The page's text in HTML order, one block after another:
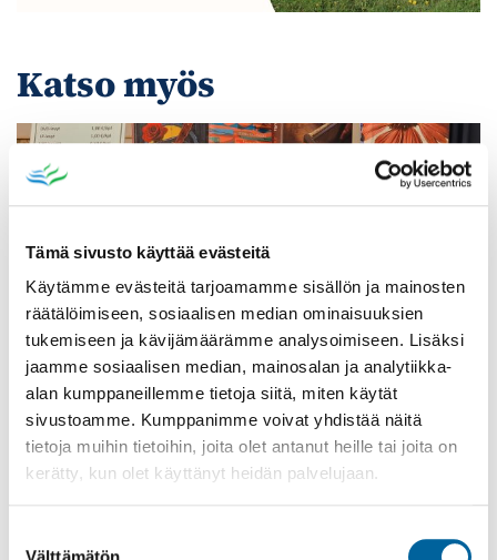
Tämä sivusto käyttää evästeitä
Käytämme evästeitä tarjoamamme sisällön ja mainosten
räätälöimiseen, sosiaalisen median ominaisuuksien
tukemiseen ja kävijämäärämme analysoimiseen. Lisäksi
jaamme sosiaalisen median, mainosalan ja analytiikka-
alan kumppaneillemme tietoja siitä, miten käytät
sivustoamme. Kumppanimme voivat yhdistää näitä
tietoja muihin tietoihin, joita olet antanut heille tai joita on
kerätty, kun olet käyttänyt heidän palvelujaan.
Välttämätön
Katso myös
Poistomyynti kirjaston aukioloaikana
03.06.2026 - 31.08.2026